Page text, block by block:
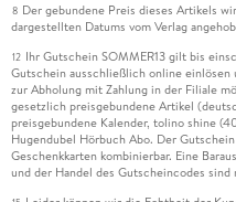
8 Der gebundene Preis dieses Artikels
dargestellten Datums vom Verlag
12 Ihr Gutschein SOMMER13 gilt bis
Gutschein ausschließlich online
zur Abholung mit Zahlung in der Filiale
gesetzlich preisgebundene Artikel
preisgebundene Kalender, tolino shine
Hugendubel Hörbuch Abo. Der
Geschenkkarten kombinierbar. Eine
und der Handel des Gutscheincodes